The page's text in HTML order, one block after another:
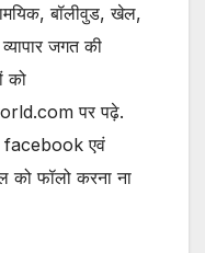
बॉलीवुड, खेल,
जगत की
को
पर पढ़े.
facebook एवं
फॉलो करना ना